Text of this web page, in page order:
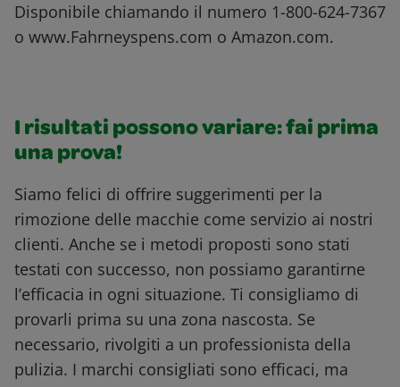
Disponibile chiamando il numero 1-800-624-7367
o www.Fahrneyspens.com o Amazon.com.
I risultati possono variare: fai prima
una prova!
Siamo felici di offrire suggerimenti per la
rimozione delle macchie come servizio ai nostri
clienti. Anche se i metodi proposti sono stati
testati con successo, non possiamo garantirne
l’efficacia in ogni situazione. Ti consigliamo di
provarli prima su una zona nascosta. Se
necessario, rivolgiti a un professionista della
pulizia. I marchi consigliati sono efficaci, ma